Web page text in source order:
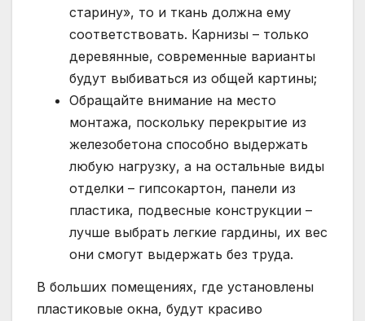
старину», то и ткань должна ему
соответствовать. Карнизы – только
деревянные, современные варианты
будут выбиваться из общей картины;
Обращайте внимание на место
монтажа, поскольку перекрытие из
железобетона способно выдержать
любую нагрузку, а на остальные виды
отделки – гипсокартон, панели из
пластика, подвесные конструкции –
лучше выбрать легкие гардины, их вес
они смогут выдержать без труда.
В больших помещениях, где установлены
пластиковые окна, будут красиво